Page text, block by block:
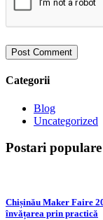
Categorii
Blog
Uncategorized
Postari populare
Chișinău Maker Faire
învățarea prin practică